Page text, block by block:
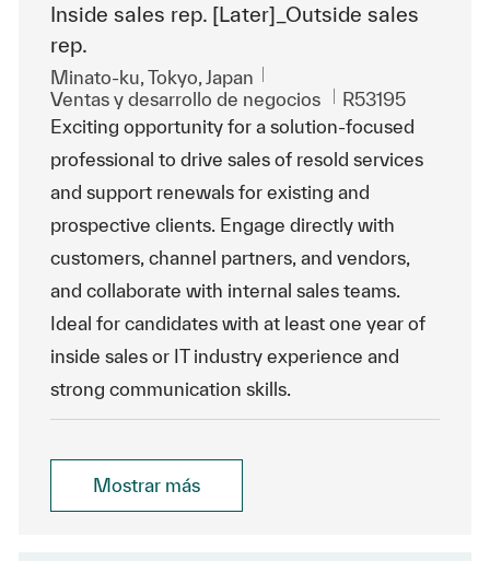
Inside sales rep. [Later]_Outside sales
rep.
Ubicación
Minato-ku, Tokyo, Japan
Categoría
Ventas y desarrollo de negocios Id. de trabajo
R53195
Exciting opportunity for a solution-focused
professional to drive sales of resold services
and support renewals for existing and
prospective clients. Engage directly with
customers, channel partners, and vendors,
and collaborate with internal sales teams.
Ideal for candidates with at least one year of
inside sales or IT industry experience and
strong communication skills.
Mostrar más